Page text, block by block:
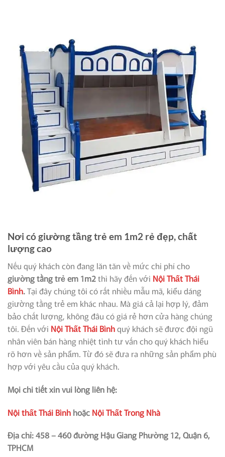
Nơi có giường tầng trẻ em 1m2 rẻ đẹp, chất
lượng cao
Nếu quý khách còn đang lăn tăn về mức chi phí cho
giường tầng trẻ em 1m2thì hãy đến với Nội Thất Thái
Bình.Tại đây chúng tôi có rất nhiều mẫu mã, kiểu dáng
giường tầng trẻ em khác nhau. Mà giá cả lại hợp lý, đảm
bảo chất lượng, không đâu có giá rẻ hơn cửa hàng chúng
tôi. Đến với Nội Thất Thái Bìnhquý khách sẽ được đội ngũ
nhân viên bán hàng nhiệt tình tư vấn cho quý khách hiểu
rõ hơn về sản phẩm. Từ đó sẽ đưa ra những sản phẩm phù
hợp với yêu cầu của quý khách.
Mọi chi tiết xin vui lòng liên hệ:
Nội thất Thái Bình hoặc Nội Thất Trong Nhà
Địa chỉ: 458 – 460 đường Hậu Giang Phường 12, Quận 6,
TPHCM